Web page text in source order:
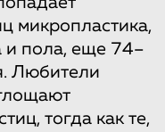
микропластика,
и пола, еще 74–
Любители
тогда как те,